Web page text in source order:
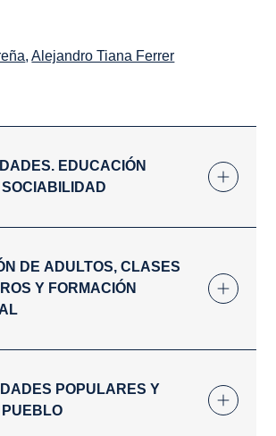
,Alejandro Tiana Ferrer
EDUCACIÓN
DE ADULTOS, CLASES
Y FORMACIÓN
POPULARES Y